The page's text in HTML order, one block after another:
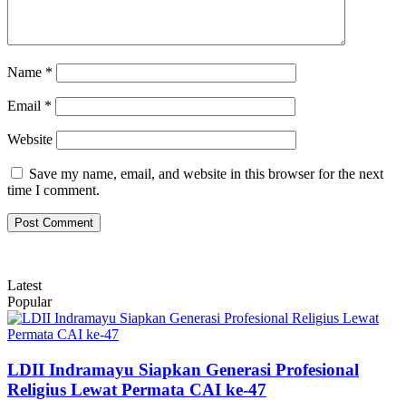
Name *
Email *
Website
Save my name, email, and website in this browser for the next
time I comment.
Latest
Popular
LDII Indramayu Siapkan Generasi Profesional
Religius Lewat Permata CAI ke-47